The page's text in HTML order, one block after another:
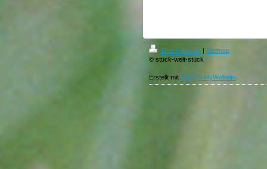
Druckversion | Sitemap
© stück-welt-stück
Erstellt mit IONOS MyWebsite